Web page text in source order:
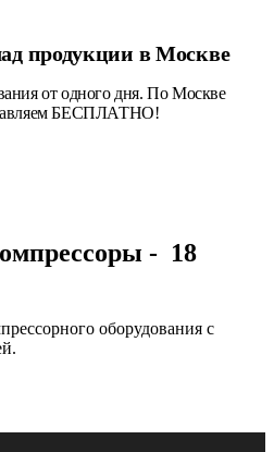
продукции в Москве
от одного дня. По Москве
БЕСПЛАТНО!
- 18
оборудования с